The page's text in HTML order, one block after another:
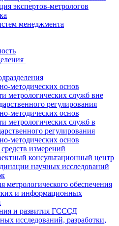
экспертов-метрологов
менеджмента
методических основ
метрологических служб вне
регулирования
методических основ
метрологических служб в
регулирования
методических основ
измерений
консультационный центр
научных исследований
метрологического обеспечения
и информационных
и развития ГСССД
исследований, разработки,